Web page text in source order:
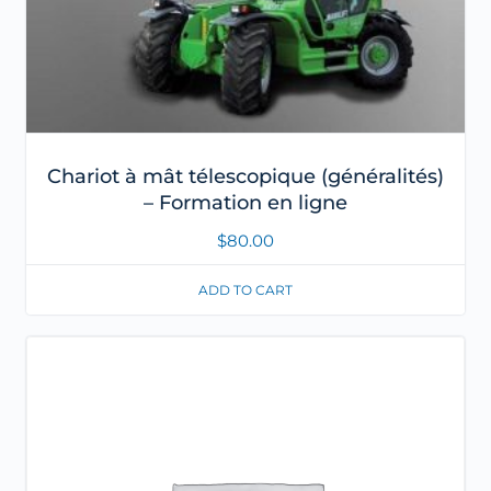
Chariot à mât télescopique (généralités)
– Formation en ligne
$80.00
ADD TO CART